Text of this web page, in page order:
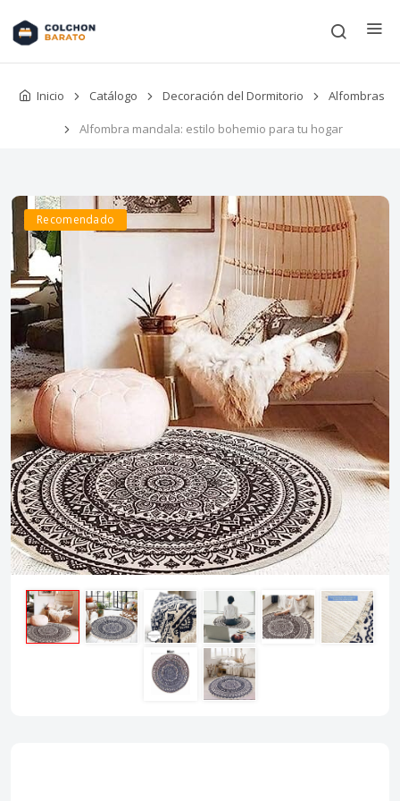
Inicio Catálogo Decoración del Dormitorio Alfombras
Alfombra mandala: estilo bohemio para tu hogar
Recomendado